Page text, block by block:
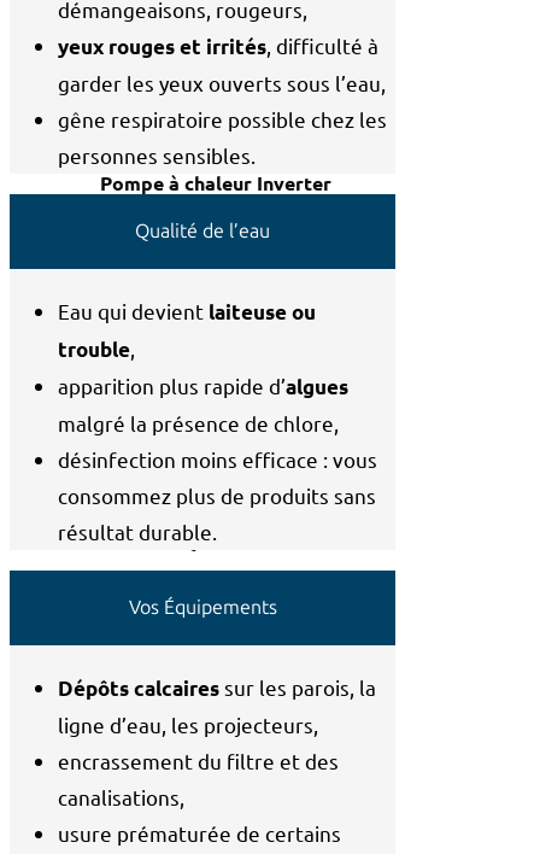
Équipements
Pompe à chaleur Inverter
Pompe à vitesse variable
CHAUFFAGE
Pompe à chaleur
Autres chauffages
FILTRATION
Pompe
Système de filtration
DOMOTIQUE
REVÊTEMENT
Liner
démangeaisons, rougeurs,
yeux rouges et irrités , difficulté à
garder les yeux ouverts sous l’eau,
gêne respiratoire possible chez les
personnes sensibles.
Qualité de l’eau
Eau qui devient laiteuse ou
trouble
apparition plus rapide d’algues
malgré la présence de chlore,
désinfection moins efficace : vous
consommez plus de produits sans
résultat durable.
Vos Équipements
Dépôts calcairessur les parois, la
ligne d’eau, les projecteurs,
encrassement du filtre et des
canalisations,
usure prématurée de certains